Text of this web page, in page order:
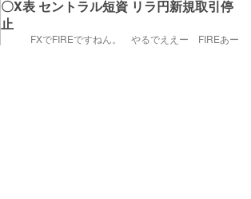
〇X表 セントラル短資 リラ円新規取引停
止
FXでFIREですねん。 やるでええー FIREあー